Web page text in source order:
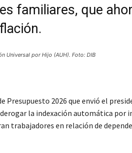
familiares, que
Universal por Hijo (AUH). Foto: DIB
Presupuesto 2026 que envió el
la indexación automática por
trabajadores en relación de